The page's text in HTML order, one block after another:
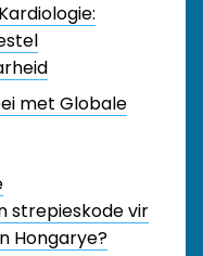
met Globale
strepieskode vir
Hongarye?